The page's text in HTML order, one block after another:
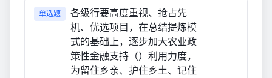
单选题
各级行要高度重视、抢占先
机、优选项目，在总结提炼模
式的基础上，逐步加大农业政
策性金融支持（）利用力度，
为留住乡亲、护住乡土、记住